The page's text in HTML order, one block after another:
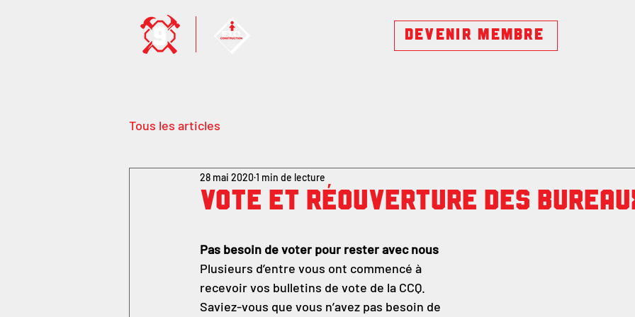
DEVENIR MEMBRE
Tous les articles
Vote et réouverture des
28 mai 2020 1 min de lecture
Pas besoin de voter pour rester avec nous
Plusieurs d’entre vous ont commencé à
recevoir vos bulletins de vote de la CCQ.
Saviez-vous que vous n’avez pas besoin de